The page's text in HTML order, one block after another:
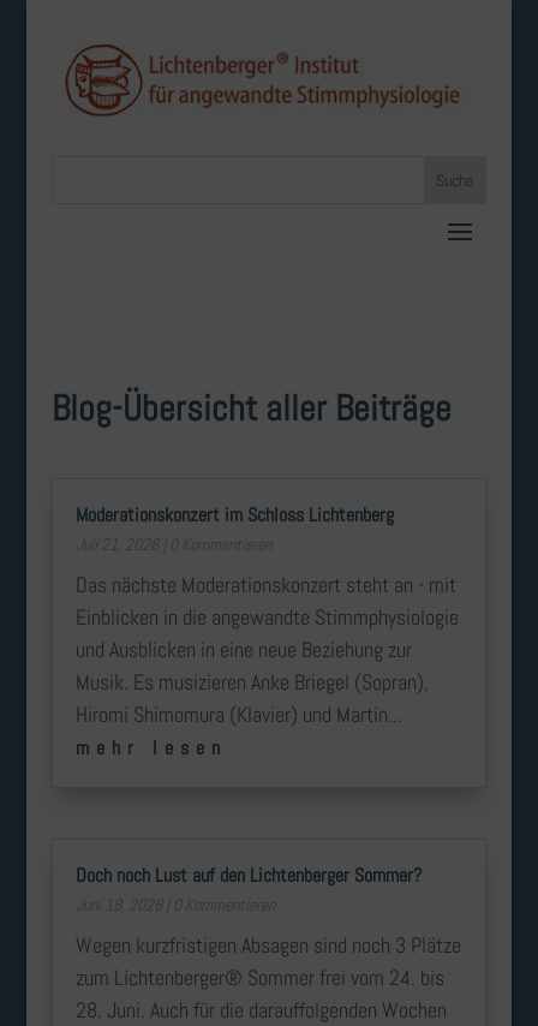
Blog-Übersicht aller Beiträge
Moderationskonzert im Schloss Lichtenberg
Juli 21, 2026 | 0 Kommentieren
Das nächste Moderationskonzert steht an - mit
Einblicken in die angewandte Stimmphysiologie
und Ausblicken in eine neue Beziehung zur
Musik. Es musizieren Anke Briegel (Sopran),
Hiromi Shimomura (Klavier) und Martin...
mehr lesen
Doch noch Lust auf den Lichtenberger Sommer?
Juni 18, 2026 | 0 Kommentieren
Wegen kurzfristigen Absagen sind noch 3 Plätze
zum Lichtenberger® Sommer frei vom 24. bis
28. Juni. Auch für die darauffolgenden Wochen